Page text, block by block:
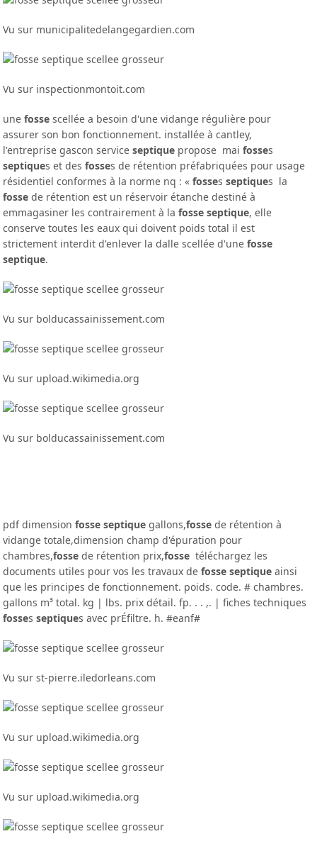
Vu sur municipalitedelangegardien.com
Vu sur inspectionmontoit.com
unefosse scellée a besoin d'une vidange régulière pour
assurer son bon fonctionnement. installée à cantley,
l'entreprise gascon serviceseptique propose maifosses
septiques et desfosses de rétention préfabriquées pour usage
résidentiel conformes à la norme nq : «fossesseptiques la
fosse de rétention est un réservoir étanche destiné à
emmagasiner les contrairement à lafosse septique, elle
conserve toutes les eaux qui doivent poids total il est
strictement interdit d'enlever la dalle scellée d'unefosse
septique.
Vu sur bolducassainissement.com
Vu sur upload.wikimedia.org
Vu sur bolducassainissement.com
pdf dimensionfosse septique gallons,fosse de rétention à
vidange totale,dimension champ d'épuration pour
chambres,fosse de rétention prix,fosse téléchargez les
documents utiles pour vos les travaux defosse septique ainsi
que les principes de fonctionnement. poids. code. # chambres.
gallons m³ total. kg | lbs. prix détail. fp. . . ,. | fiches techniques
fossesseptiques avec prÉfiltre. h. #eanf#
Vu sur st-pierre.iledorleans.com
Vu sur upload.wikimedia.org
Vu sur upload.wikimedia.org